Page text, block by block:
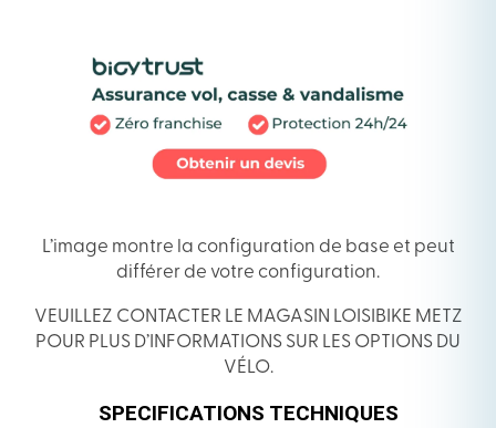
L’image montre la configuration de base et peut
différer de votre configuration.
VEUILLEZ CONTACTER LE MAGASIN LOISIBIKE METZ
POUR PLUS D’INFORMATIONS SUR LES OPTIONS DU
VÉLO.
SPECIFICATIONS TECHNIQUES